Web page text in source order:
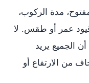
مدة الركوب،
عمر أو طقس. لا
الجميع يريد
من الارتفاع أو